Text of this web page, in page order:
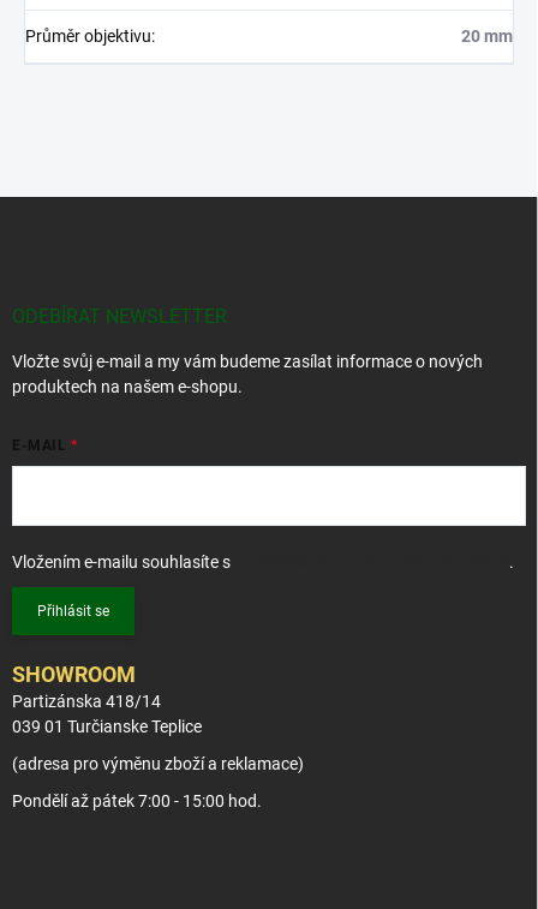
Průměr objektivu: 20 mm
ODEBÍRAT NEWSLETTER
Vložte svůj e-mail a my vám budeme zasílat informace o nových
produktech na našem e-shopu.
E-MAIL
Vložením e-mailu souhlasíte s .
Přihlásit se
SHOWROOM
Partizánska 418/14
039 01 Turčianske Teplice
(adresa pro výměnu zboží a reklamace)
Pondělí až pátek 7:00 - 15:00 hod.